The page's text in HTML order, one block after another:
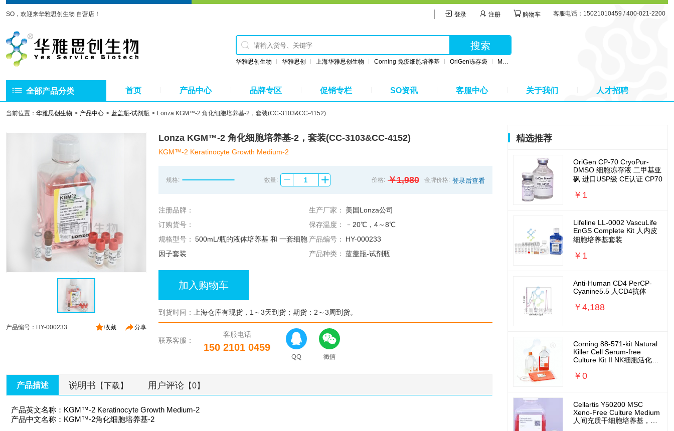
SO，欢迎来华雅思创生物 自营店！ 登录 注册 购物车 客服电话：15021010459 / 400-021-2200
搜索
华雅思创生物 华雅思创 上海华雅思创生物 Corning 免疫细胞培养基 OriGen冻存袋 MSC无血清培养基
全部产品分类 首页 产品中心 品牌专区 促销专栏 SO资讯 客服中心 关于我们 人才招聘
当前位置： 华雅思创生物 产品中心 蓝盖瓶-试剂瓶 Lonza KGM™-2 角化细胞培养基-2，套装(CC-3103&CC-4152)
分享
收藏
产品编号：HY-000233
Lonza KGM™-2 角化细胞培养基-2，套装(CC-3103&CC-4152)
KGM™-2 Keratinocyte Growth Medium-2
规格: 数量: 价格: ￥1,980 金牌价格: 登录后查看
注册品牌： 生产厂家：
美国Lonza公司
订购货号：
保存温度：
﹣20℃，4～8℃
规格型号： 500mL/瓶的液体培养基 和 一套细胞
因子套装
产品编号：
HY-000233
产品种类： 蓝盖瓶-试剂瓶
加入购物车
到货时间： 上海仓库有现货，1～3天到货；期货：2～3周到货。
联系客服：
客服电话
150 2101 0459
产品描述 说明书 【下载】 用户评论 【0】
产品英文名称：KGM™-2 Keratinocyte Growth Medium-2
产品中文名称：KGM™-2角化细胞培养基-2
精选推荐
OriGen CP-70 CryoPur-
DMSO 细胞冻存液 二甲基亚
砜 进口USP级 CE认证 CP70
￥1
Lifeline LL-0002 VascuLife
EnGS Complete Kit 人内皮
细胞培养基套装
￥1
Anti-Human CD4 PerCP-
Cyanine5.5 人CD4抗体
￥4,188
Corning 88-571-kit Natural
Killer Cell Serum-free
Culture Kit II NK细胞活化扩
￥0
Cellartis Y50200 MSC
Xeno-Free Culture Medium
人间充质干细胞培养基，无